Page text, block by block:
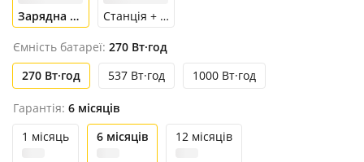
Зарядна станція
Станція + панель
Ємність батареї: 270 Вт·год
270 Вт·год
537 Вт·год 1000 Вт·год
Гарантія: 6 місяців
1 місяць
6 місяців 12 місяців